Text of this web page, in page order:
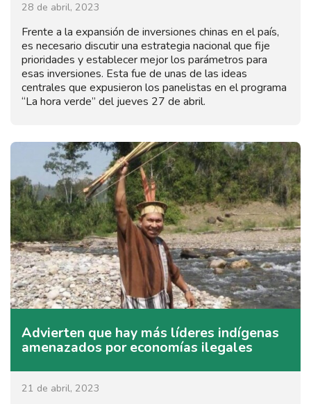
28 de abril, 2023
Frente a la expansión de inversiones chinas en el país,
es necesario discutir una estrategia nacional que fije
prioridades y establecer mejor los parámetros para
esas inversiones. Esta fue de unas de las ideas
centrales que expusieron los panelistas en el programa
“La hora verde” del jueves 27 de abril.
Advierten que hay más líderes indígenas
amenazados por economías ilegales
21 de abril, 2023